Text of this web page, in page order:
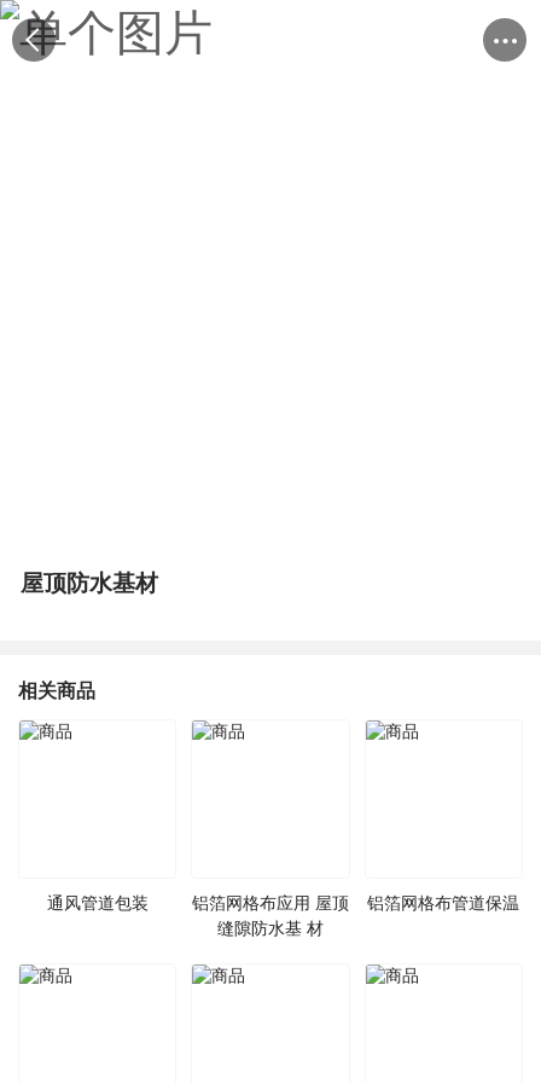
屋顶防水基材
相关商品
通风管道包装
铝箔网格布应用 屋顶
缝隙防水基 材
铝箔网格布管道保温